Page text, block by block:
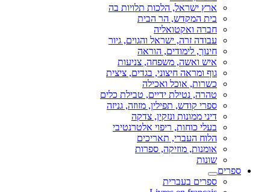
ארץ ישראל, הלכות תלויות בה
בית המקדש, הר הבית
חברה ואקטואליה
עבודה זרה, ישראל והגוים, גיור
חינוך, לימודים, הוראה
איש ואשה, משפחה, צניעות
גוף ומראה חיצוני, בגדים, ציצית
כשרות, אוכל ואכילה
טהרה, נטילת ידיים, טבילת כלים
ספרי קודש, תפילין, מזוזה, גניזה
דיני ממונות ונזקין, צדקה
בעלי כוחות, ריפוי אלטרנטיבי
הלוח העברי, תאריכים
אומנות, מוזיקה, ספרות
שונות
ספרים
ספרים בעברית